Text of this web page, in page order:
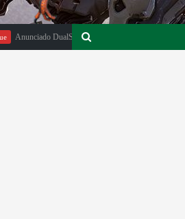
Anunciado DualSense The Last of Us Limited Edition